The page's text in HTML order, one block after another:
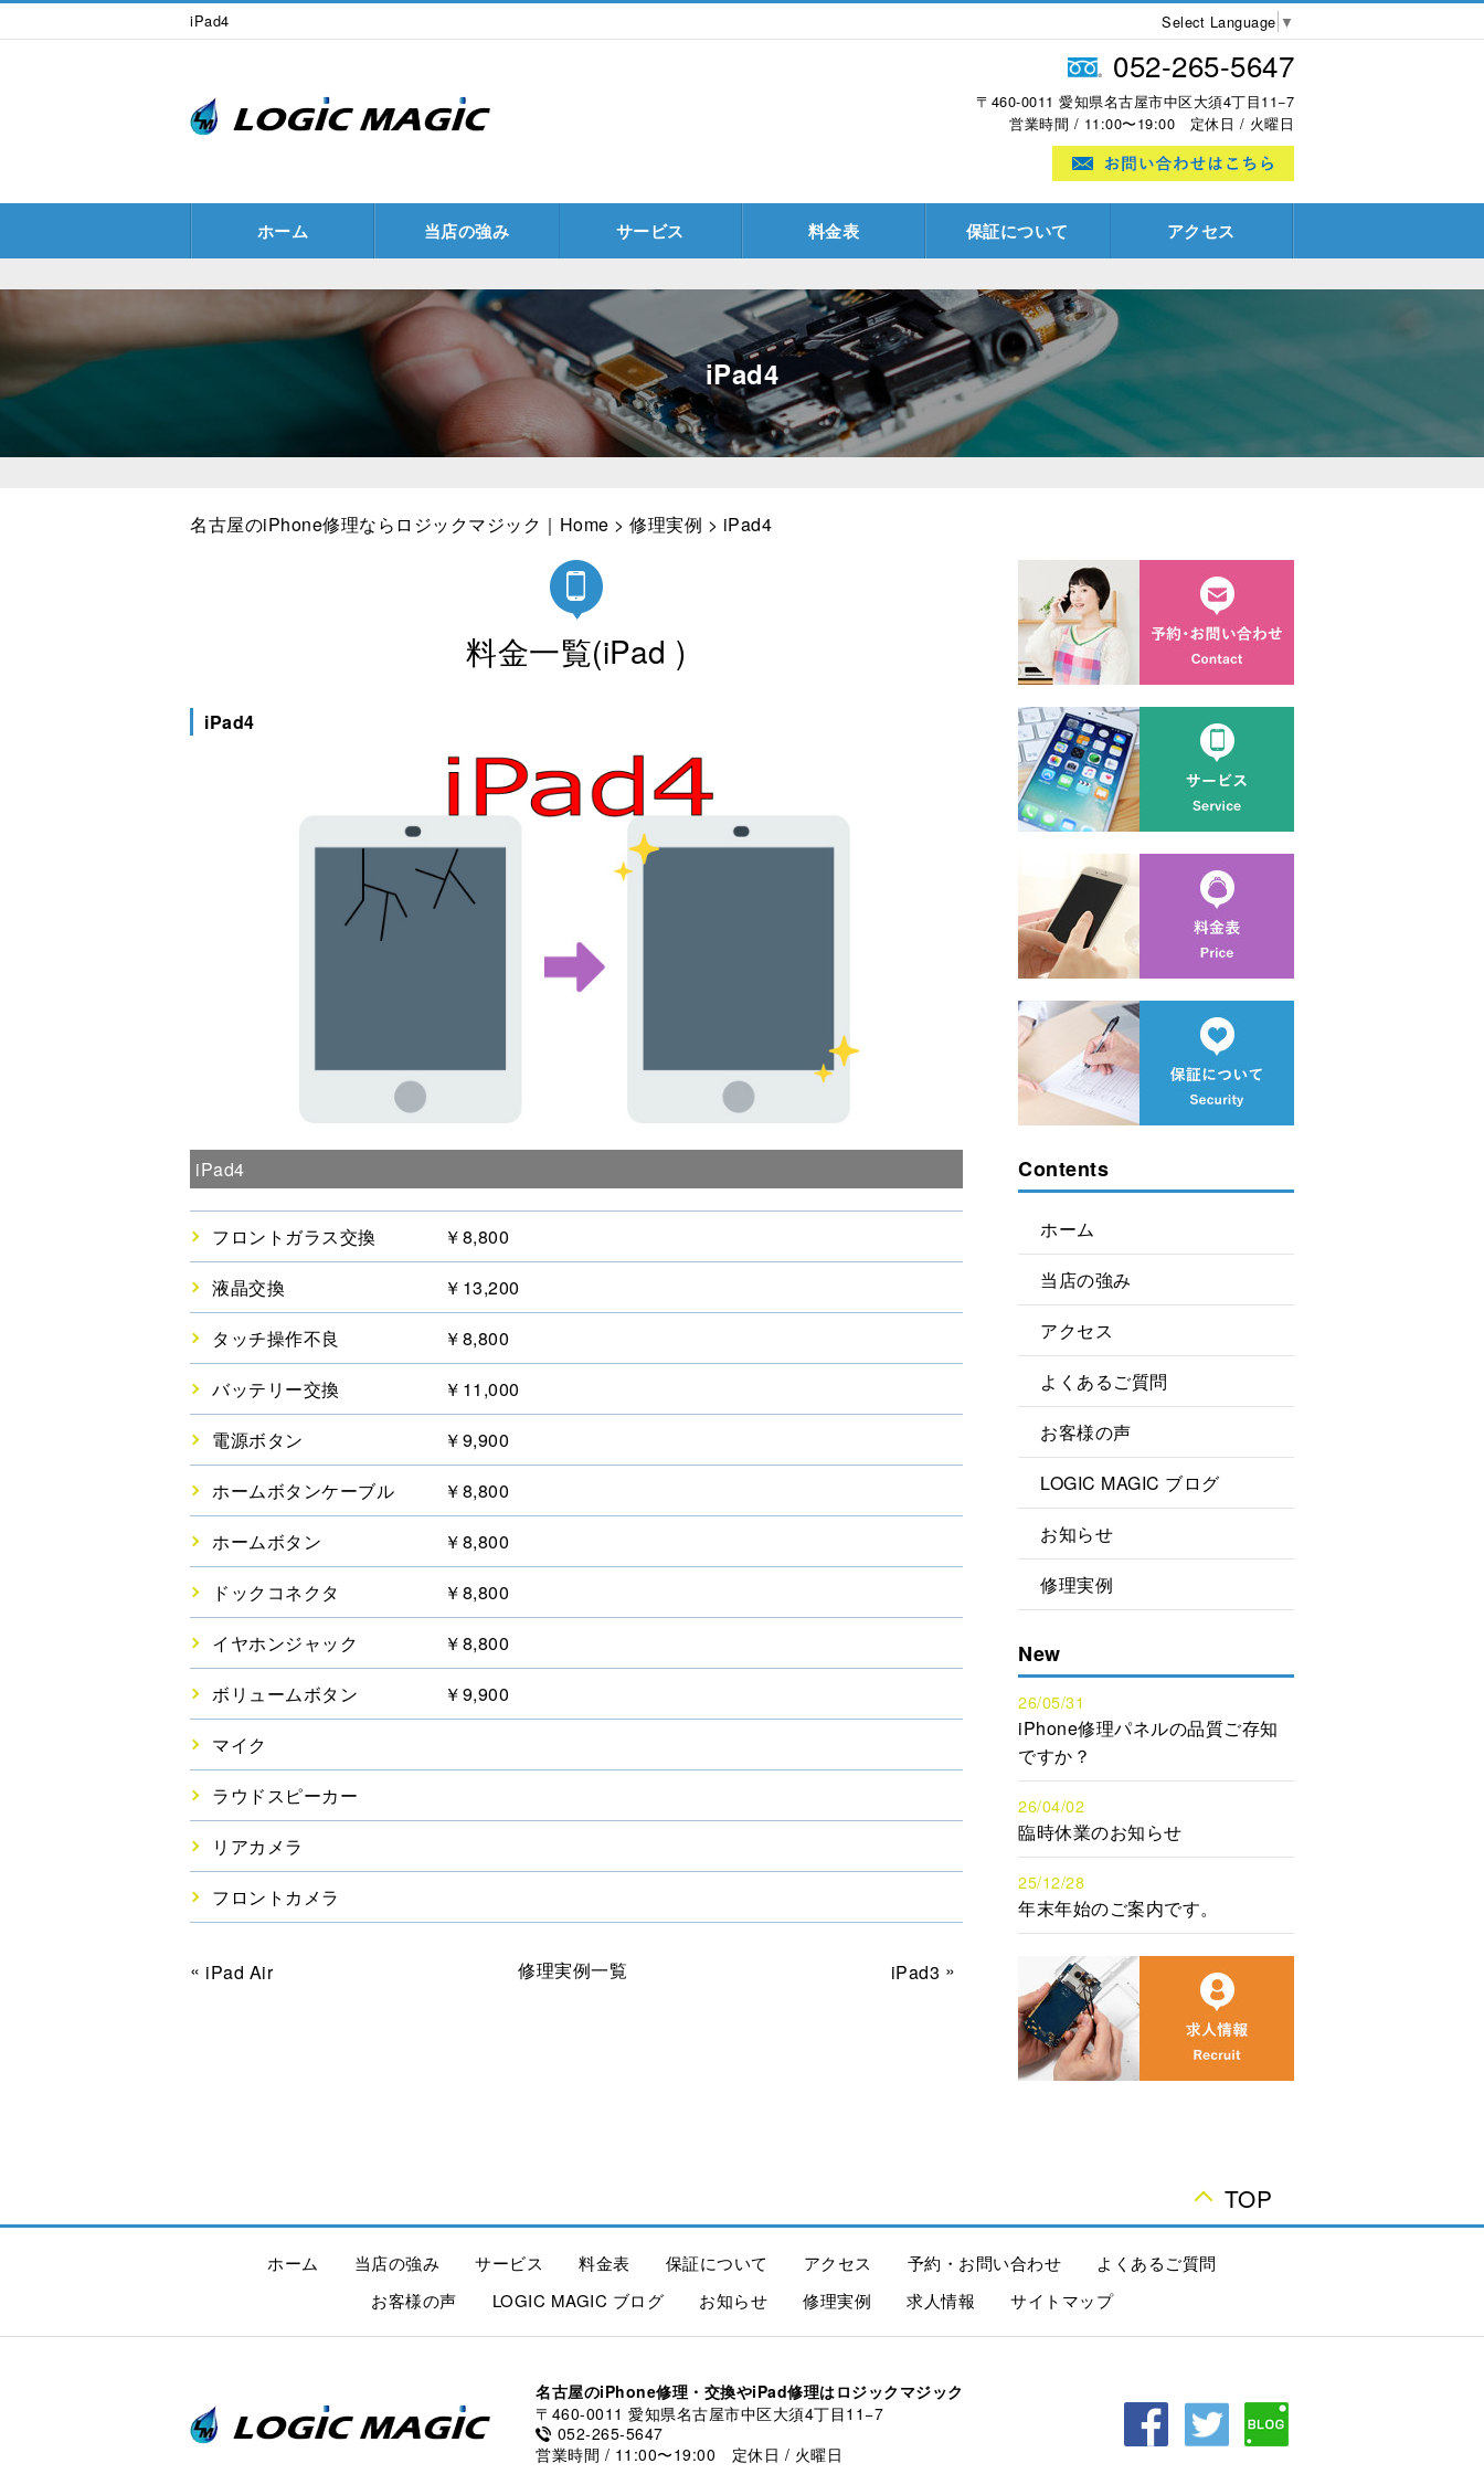
iPad4 Select Language ▼
052-265-5647
〒460-0011 愛知県名古屋市中区大須4丁目11−7
営業時間 / 11:00〜19:00 定休日 / 火曜日
ホーム 当店の強み サービス 料金表 保証について アクセス
iPad4
名古屋のiPhone修理ならロジックマジック｜Home > 修理実例 > iPad4
料金一覧(iPad )
iPad4
iPad4
フロントガラス交換
￥8,800
液晶交換
￥13,200
タッチ操作不良
￥8,800
バッテリー交換
￥11,000
電源ボタン
￥9,900
ホームボタンケーブル
￥8,800
ホームボタン
￥8,800
ドックコネクタ
￥8,800
イヤホンジャック
￥8,800
ボリュームボタン
￥9,900
マイク
ラウドスピーカー
リアカメラ
フロントカメラ
« iPad Air 修理実例一覧 iPad3 »
Contents
ホーム
当店の強み
アクセス
よくあるご質問
お客様の声
LOGIC MAGIC ブログ
お知らせ
修理実例
New
26/05/31
iPhone修理パネルの品質ご存知
ですか？
26/04/02
臨時休業のお知らせ
25/12/28
年末年始のご案内です。
TOP
ホーム 当店の強み サービス 料金表 保証について アクセス 予約・お問い合わせ
よくあるご質問
お客様の声
LOGIC MAGIC ブログ お知らせ 修理実例 求人情報 サイトマップ
名古屋のiPhone修理・交換やiPad修理はロジックマジック
〒460-0011 愛知県名古屋市中区大須4丁目11−7
052-265-5647
営業時間 / 11:00〜19:00 定休日 / 火曜日